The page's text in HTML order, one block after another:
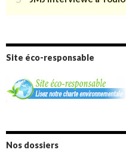
Site éco-responsable
Nos dossiers